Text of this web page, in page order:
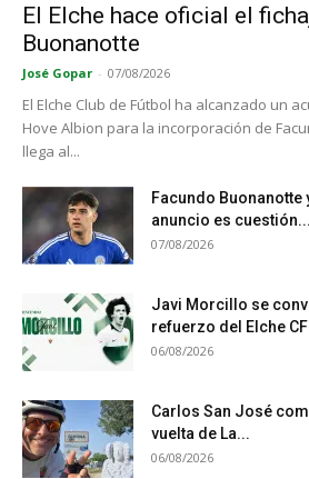
El Elche hace oficial el
Buonanotte
José Gopar - 07/08/2026
El Elche Club de Fútbol ha alcanzado un
Hove Albion para la incorporación de
llega al...
Facundo Buonanotte
anuncio es cuestión...
07/08/2026
Javi Morcillo se
refuerzo del Elche CF
06/08/2026
Carlos San José
vuelta de La...
06/08/2026